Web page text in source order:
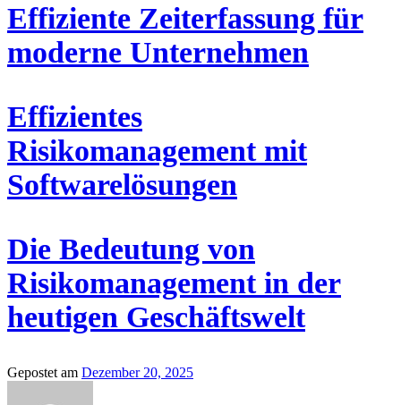
Effiziente Zeiterfassung für
moderne Unternehmen
Effizientes
Risikomanagement mit
Softwarelösungen
Die Bedeutung von
Risikomanagement in der
heutigen Geschäftswelt
Gepostet am Dezember 20, 2025